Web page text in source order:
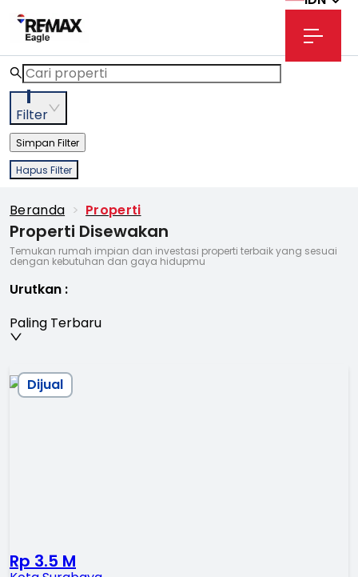
Filter
Simpan Filter
Hapus Filter
Beranda > Properti
Properti Disewakan
Temukan rumah impian dan investasi properti terbaik yang sesuai
dengan kebutuhan dan gaya hidupmu
Urutkan :
Paling Terbaru
Dijual
Rp 3.5 M